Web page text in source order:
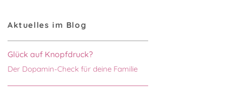
Aktuelles im Blog
Glück auf Knopfdruck?
Der Dopamin-Check für deine Familie